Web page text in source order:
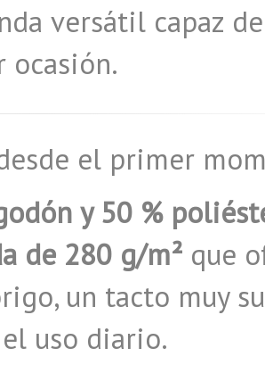
versátil capaz de
ocasión.
el primer
y 50 %
de 280 g/m² que
un tacto muy
uso diario.